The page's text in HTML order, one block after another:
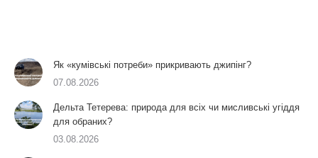
Як «кумівські потреби» прикривають джипінг?
07.08.2026
Дельта Тетерева: природа для всіх чи мисливські угіддя
для обраних?
03.08.2026